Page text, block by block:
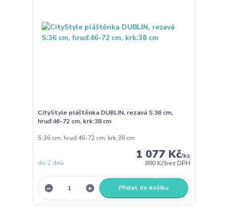
CityStyle pláštěnka DUBLIN, rezavá S:36 cm,
hruď:46-72 cm, krk:38 cm
S:36 cm, hruď:46-72 cm, krk:38 cm
1 077 Kč/ks
890 Kčbez DPH
do 2 dnů
Přidat do košíku